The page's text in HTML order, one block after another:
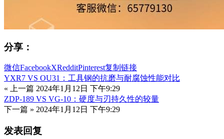
分享：
微信FacebookXRedditPinterest复制链接
YXR7 VS OU31：工具钢的抗磨与耐腐蚀性能对比
« 上一篇 2024年1月12日 下午9:29
ZDP-189 VS VG-10：硬度与刃持久性的较量
下一篇 » 2024年1月12日 下午9:29
发表回复